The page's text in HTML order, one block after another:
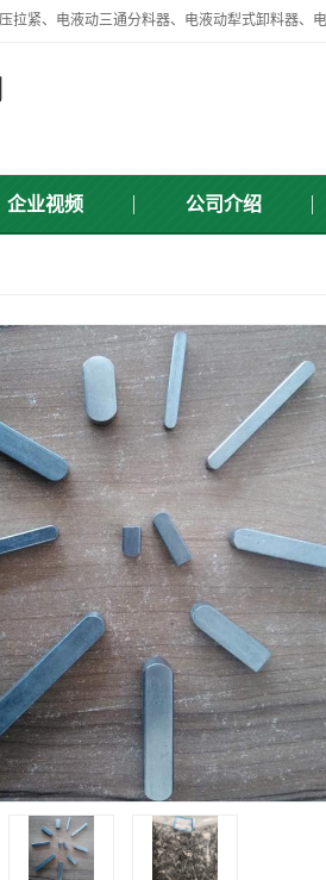
企业视频 公司介绍